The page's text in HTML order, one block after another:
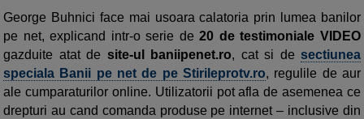
George Buhnici face mai usoara calatoria prin lumea banilor
pe net, explicand intr-o serie de20 de testimoniale VIDEO
gazduite atat de site-ul baniipenet.ro, cat si de sectiunea
speciala Banii pe net de pe Stirileprotv.ro, regulile de aur
ale cumparaturilor online. Utilizatorii pot afla de asemenea ce
drepturi au cand comanda produse pe internet – inclusive din